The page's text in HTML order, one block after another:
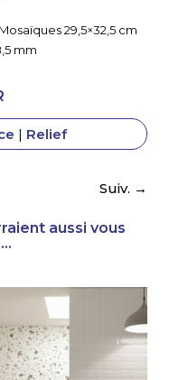
29,5×32,5 cm
mm
| Relief
Suiv. →
aussi vous